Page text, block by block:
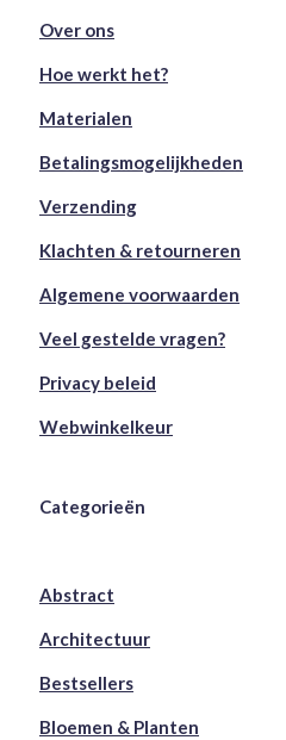
Over ons
Hoe werkt het?
Materialen
Betalingsmogelijkheden
Verzending
Klachten & retourneren
Algemene voorwaarden
Veel gestelde vragen?
Privacy beleid
Webwinkelkeur
Categorieën
Abstract
Architectuur
Bestsellers
Bloemen & Planten